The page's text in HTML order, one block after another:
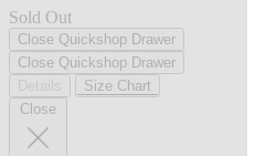
Sold Out
Close Quickshop Drawer
Close Quickshop Drawer
Size Chart
Close